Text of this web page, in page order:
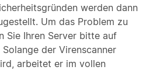
werden dann
Um das Problem zu
Sie Ihren Server bitte auf
Solange der Virenscanner
arbeitet er im vollen